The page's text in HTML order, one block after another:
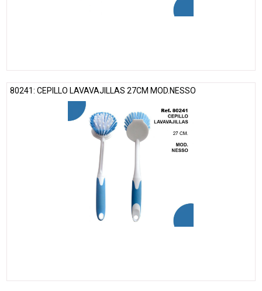
80241: CEPILLO LAVAVAJILLAS 27CM MOD.NESSO